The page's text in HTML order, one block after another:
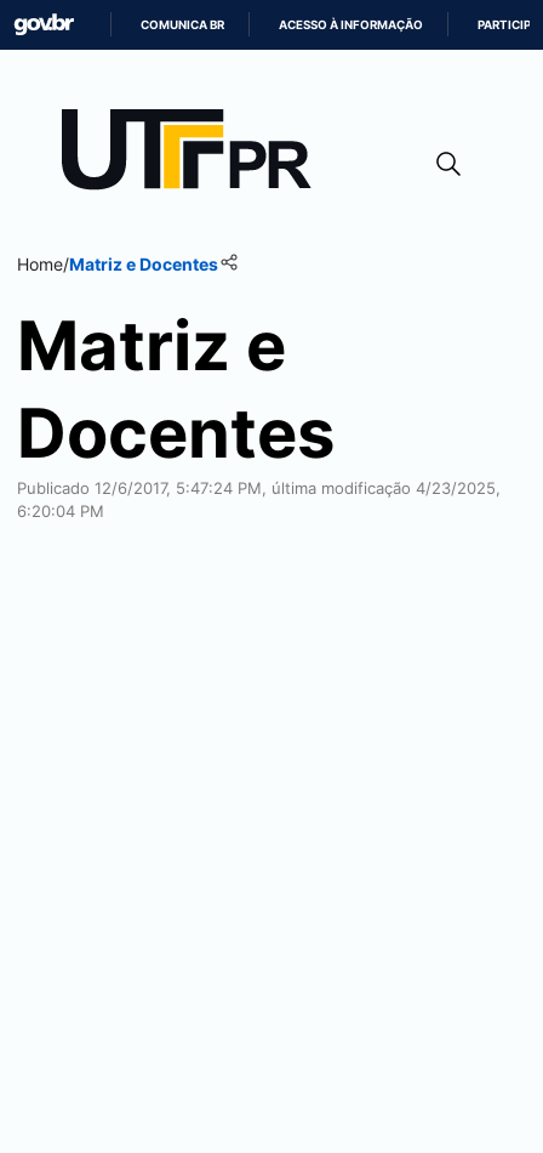
CONTEÚDO
COMUNICA BR ACESSO À INFORMAÇÃO PARTICIPE
Home/Matriz e Docentes
Matriz e
Docentes
Publicado 12/6/2017, 5:47:24 PM, última modificação 4/23/2025,
6:20:04 PM